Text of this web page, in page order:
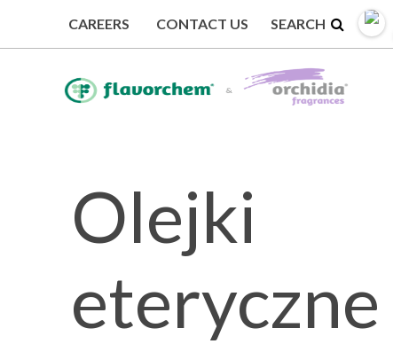
CAREERS CONTACT US
Olejki
eteryczne